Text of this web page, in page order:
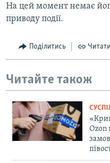
На цей момент немає
приводу події.
Поділитись
Читайте також